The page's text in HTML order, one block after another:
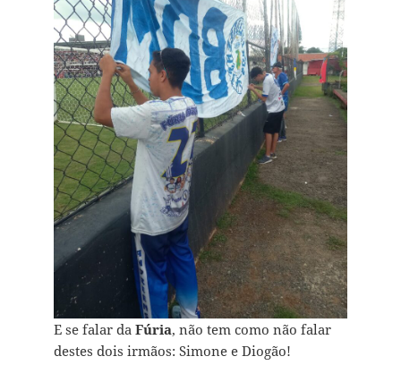
E se falar da Fúria, não tem como não falar
destes dois irmãos: Simone e Diogão!